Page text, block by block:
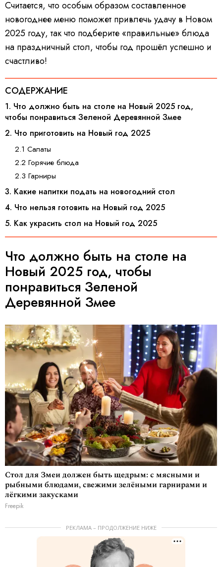
Считается, что особым образом составленное
новогоднее меню поможет привлечь удачу в Новом
2025 году, так что подберите «правильные» блюда
на праздничный стол, чтобы год прошёл успешно и
счастливо!
СОДЕРЖАНИЕ
1. Что должно быть на столе на Новый 2025 год,
чтобы понравиться Зеленой Деревянной Змее
2. Что приготовить на Новый год 2025
2.1 Салаты
2.2 Горячие блюда
2.3 Гарниры
3. Какие напитки подать на новогодний стол
4. Что нельзя готовить на Новый год 2025
5. Как украсить стол на Новый год 2025
Что должно быть на столе на
Новый 2025 год, чтобы
понравиться Зеленой
Деревянной Змее
Стол для Змеи должен быть щедрым: с мясными и
рыбными блюдами, свежими зелёными гарнирами и
лёгкими закусками
Freepik
РЕКЛАМА – ПРОДОЛЖЕНИЕ НИЖЕ